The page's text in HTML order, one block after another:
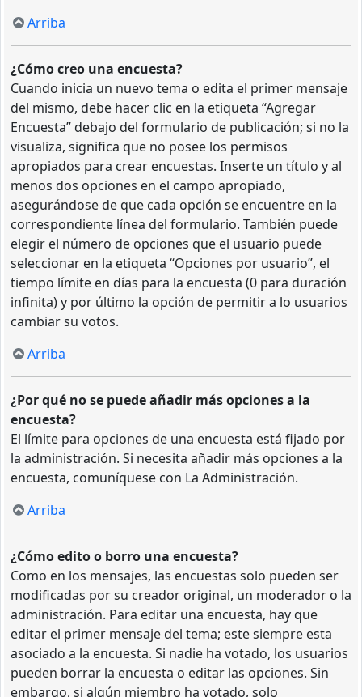
Arriba
¿Cómo creo una encuesta?
Cuando inicia un nuevo tema o edita el primer mensaje
del mismo, debe hacer clic en la etiqueta “Agregar
Encuesta” debajo del formulario de publicación; si no la
visualiza, significa que no posee los permisos
apropiados para crear encuestas. Inserte un título y al
menos dos opciones en el campo apropiado,
asegurándose de que cada opción se encuentre en la
correspondiente línea del formulario. También puede
elegir el número de opciones que el usuario puede
seleccionar en la etiqueta “Opciones por usuario”, el
tiempo límite en días para la encuesta (0 para duración
infinita) y por último la opción de permitir a lo usuarios
cambiar su votos.
Arriba
¿Por qué no se puede añadir más opciones a la
encuesta?
El límite para opciones de una encuesta está fijado por
la administración. Si necesita añadir más opciones a la
encuesta, comuníquese con La Administración.
Arriba
¿Cómo edito o borro una encuesta?
Como en los mensajes, las encuestas solo pueden ser
modificadas por su creador original, un moderador o la
administración. Para editar una encuesta, hay que
editar el primer mensaje del tema; este siempre esta
asociado a la encuesta. Si nadie ha votado, los usuarios
pueden borrar la encuesta o editar las opciones. Sin
embargo, si algún miembro ha votado, solo